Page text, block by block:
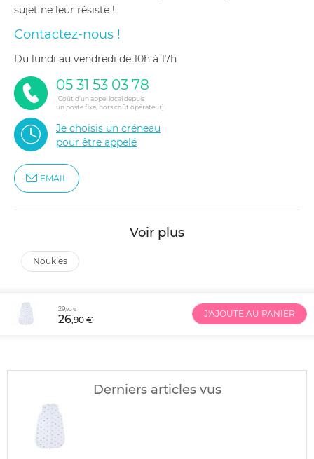
sujet ne leur résiste !
Contactez-nous !
du lundi au vendredi de 10h à 17h
05 31 53 03 78
(Coût d'un appel local depuis
un poste fixe, hors coût opérateur)
Je choisis un créneau
pour être appelé
EMAIL
Voir plus
noukies
29,90 €
26,90 €
J'AJOUTE AU PANIER
Derniers articles vus